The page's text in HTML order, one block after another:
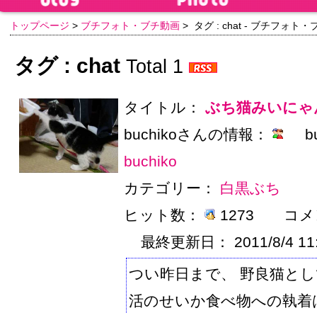
トップページ > ブチフォト・ブチ動画 > タグ : chat - ブチフォト・
タグ : chat Total 1
タイトル：
ぶち猫みいに
buchikoさんの情報：
buchiko
カテゴリー：
白黒ぶち
ヒット数：
1273
コ
最終更新日：
2011/8/4
つい昨日まで、 野良猫と
活のせいか食べ物への執